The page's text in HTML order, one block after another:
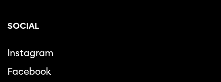
SOCIAL
Instagram
Facebook